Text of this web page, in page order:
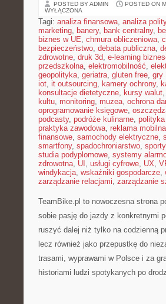
POSTED BY ADMIN POSTED ON
WYŁĄCZONA
Tagi: analiza finansowa, analiza
marketing, banery, bank centralny,
biznes w UE, chmura obliczeniowa,
bezpieczeństwo, debata publiczna,
zdrowotne, druk 3d, e-learning
przedszkolna, elektromobilność,
geopolityka, geriatra, gluten free, gry
iot, it outsourcing, kamery ochrony,
konsultacje dietetyczne, kursy walut,
kultu, monitoring, muzea, ochrona
oprogramowanie księgowe,
podcasty, podróże kulinarne,
praktyka zawodowa, reklama mobilna
finansowe, samochody elektryczne,
smartfony, spadochroniarstwo,
studia podyplomowe, systemy
zdrowotna, UI , usługi cyfrowe, UX,
windykacja, wskaźniki gospodarcze,
zarządzanie relacjami, zarządzanie
TeamBike.pl to nowoczesna strona
sobie pasję do jazdy z konkretnymi
ruszyć dalej niż tylko na codzienną
lecz również jako przepustkę do
trasami, wyprawami w Polsce i za
historiami ludzi spotykanych po